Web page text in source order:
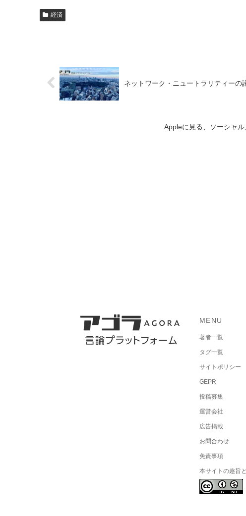
経済
ネットワーク・ニュートラリティーの
Appleに見る、ソーシャ
MENU
著者一覧
タグ一覧
サイトポリシー
GEPR
投稿募集
運営会社
広告掲載
お問合わせ
免責事項
本サイトの趣旨